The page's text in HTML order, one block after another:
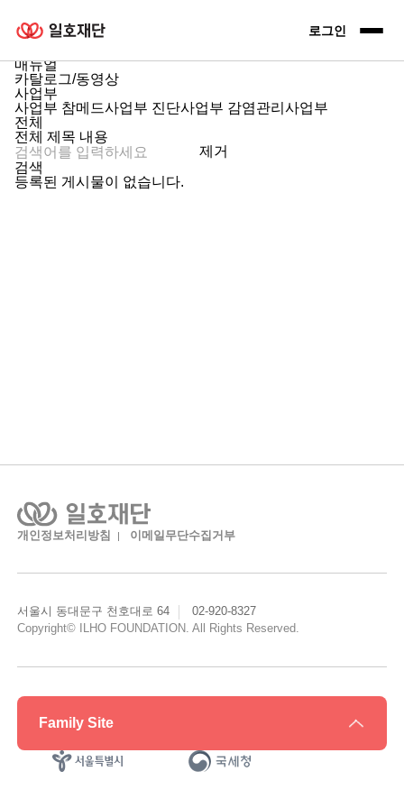
일호재단 로고 로그인 전
로그인
고객지원
파일다운로드
매뉴얼
카탈로그/동영상
사업부
사업부 참메드사업부 진단사업부 감염관리사업부
전체
전체 제목 내용
제거
검색
등록된 게시물이 없습니다.
개인정보처리방침 이메일무단수집거부
서울시 동대문구 천호대로 64
02-920-8327
Copyright© ILHO FOUNDATION. All Rights Reserved.
Family Site